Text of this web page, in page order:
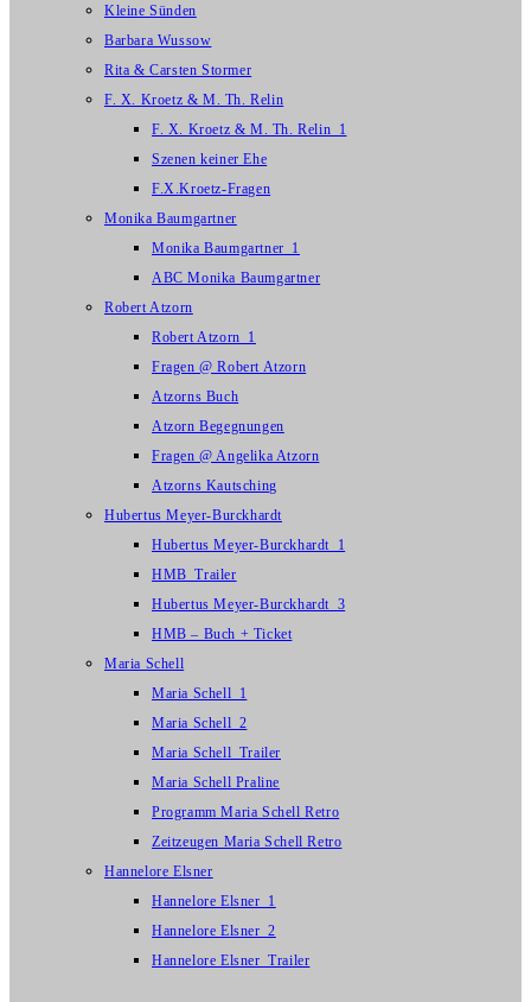
Kleine Sünden
Barbara Wussow
Rita & Carsten Stormer
F. X. Kroetz & M. Th. Relin
F. X. Kroetz & M. Th. Relin_1
Szenen keiner Ehe
F.X.Kroetz-Fragen
Monika Baumgartner
Monika Baumgartner_1
ABC Monika Baumgartner
Robert Atzorn
Robert Atzorn_1
Fragen @ Robert Atzorn
Atzorns Buch
Atzorn Begegnungen
Fragen @ Angelika Atzorn
Atzorns Kautsching
Hubertus Meyer-Burckhardt
Hubertus Meyer-Burckhardt_1
HMB_Trailer
Hubertus Meyer-Burckhardt_3
HMB – Buch + Ticket
Maria Schell
Maria Schell_1
Maria Schell_2
Maria Schell_Trailer
Maria Schell Praline
Programm Maria Schell Retro
Zeitzeugen Maria Schell Retro
Hannelore Elsner
Hannelore Elsner_1
Hannelore Elsner_2
Hannelore Elsner_Trailer